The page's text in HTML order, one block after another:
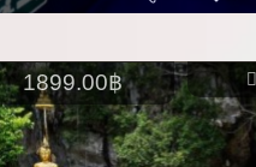
1899.00฿